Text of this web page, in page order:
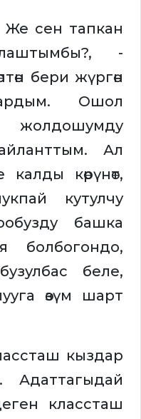
Же сен тапкан
-
бери жүргөн
Ошол
Ал
көрүнөт,
кутулчу
башка
болбогондо,
беле,
өзүм шарт
кыздар
Адаттагыдай
классташ